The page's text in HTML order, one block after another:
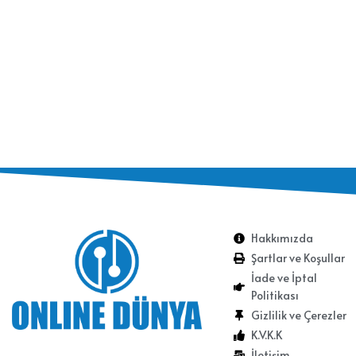
Hakkımızda
Şartlar ve Koşullar
İade ve İptal
Politikası
Gizlilik ve Çerezler
K.V.K.K